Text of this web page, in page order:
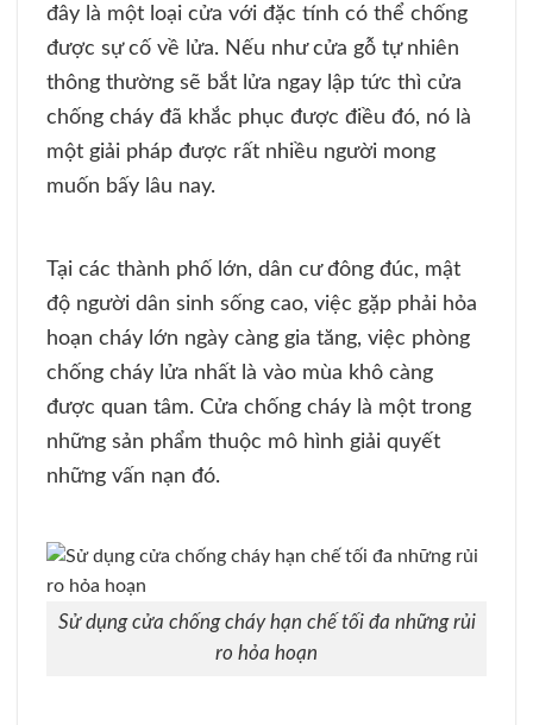
đây là một loại cửa với đặc tính có thể chống
được sự cố về lửa. Nếu như cửa gỗ tự nhiên
thông thường sẽ bắt lửa ngay lập tức thì cửa
chống cháy đã khắc phục được điều đó, nó là
một giải pháp được rất nhiều người mong
muốn bấy lâu nay.
Tại các thành phố lớn, dân cư đông đúc, mật
độ người dân sinh sống cao, việc gặp phải hỏa
hoạn cháy lớn ngày càng gia tăng, việc phòng
chống cháy lửa nhất là vào mùa khô càng
được quan tâm. Cửa chống cháy là một trong
những sản phẩm thuộc mô hình giải quyết
những vấn nạn đó.
Sử dụng cửa chống cháy hạn chế tối đa những rủi
ro hỏa hoạn